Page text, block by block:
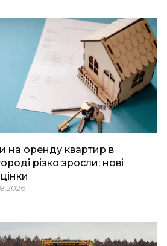
на оренду квартир в
різко зросли: нові